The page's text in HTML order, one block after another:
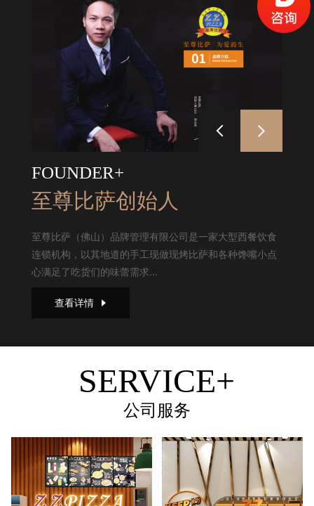
FOUNDER+
至尊比萨创始人
至尊比萨（佛山）品牌管理有限公司是一家大型西餐饮食
连锁机构，以其地道的手工现做现烤比萨和各种馋嘴小点
心满足了吃货们的味蕾需求...
查看详情
SERVICE+
公司服务